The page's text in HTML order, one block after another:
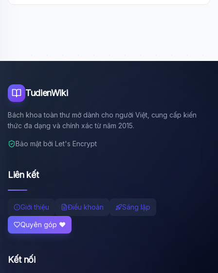
TudienWiki
Bách khoa toàn thư mở dành cho người Việt, cung cấp kiến
thức đa dạng và chính xác từ năm 2015.
Bảo mật bởi Let's Encrypt
Liên kết
Giới thiệu Điều khoản Sáng lập
Quyên góp ❤️
Kết nối
🔬 Albert Einstein